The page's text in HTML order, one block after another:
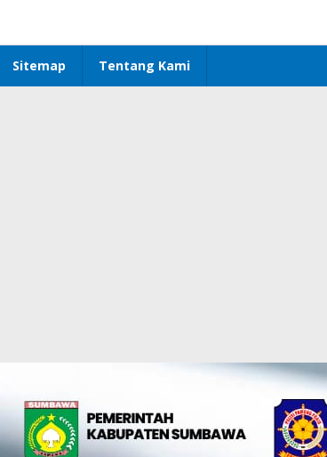
Sitemap Tentang Kami